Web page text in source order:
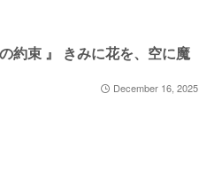
約束 』 きみに花を、空に魔
December 16, 2025